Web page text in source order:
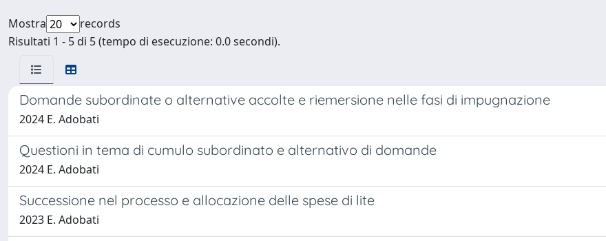
Mostra
records
Risultati 1 - 5 di 5 (tempo di esecuzione: 0.0 secondi).
Domande subordinate o alternative accolte e riemersione nelle fasi di impugnazione
2024 E. Adobati
Questioni in tema di cumulo subordinato e alternativo di domande
2024 E. Adobati
Successione nel processo e allocazione delle spese di lite
2023 E. Adobati